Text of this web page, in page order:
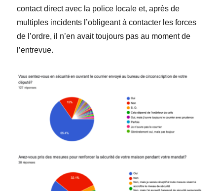
contact direct avec la police locale et, après de
multiples incidents l’obligeant à contacter les forces
de l’ordre, il n’en avait toujours pas au moment de
l’entrevue.